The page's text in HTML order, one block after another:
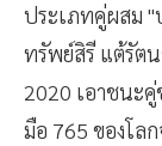
ประเภทคู่ผสม "
ทรัพย์สิรี แต้รัต
2020 เอาชนะคู่
มือ 765 ของโล